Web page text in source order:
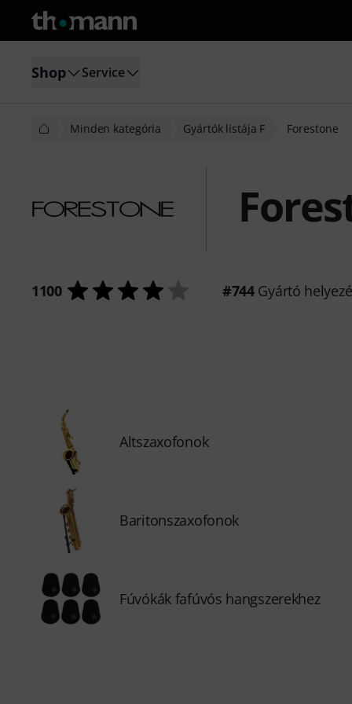
Shop Service
Minden kategória Gyártók listája F Forestone
1100 #744Gyártó
Altszaxofonok
Baritonszaxofonok
Fúvókák fafúvós hangszerekhez